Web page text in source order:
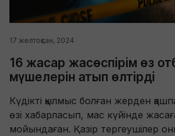
17 желтоқсан, 2024
16 жасар жасөспірім өз
мүшелерін атып өлтірді
Күдікті қылмыс болған жерден
өзі хабарласып, мас күйінде
мойындаған. Қазір тергеушілер